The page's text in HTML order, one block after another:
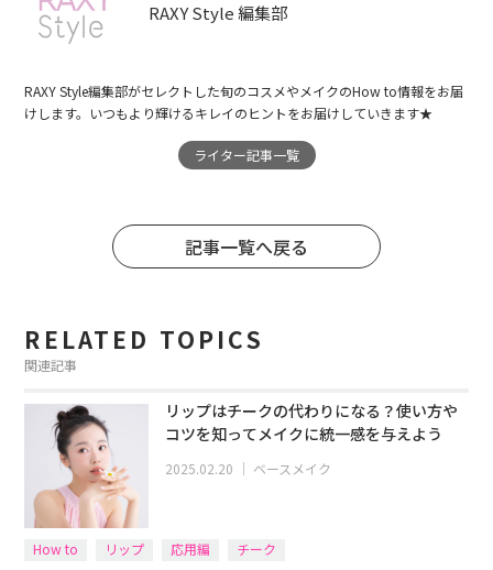
RAXY Style 編集部
RAXY Style編集部がセレクトした旬のコスメやメイクのHow to情報をお届
けします。いつもより輝けるキレイのヒントをお届けしていきます★
ライター記事一覧
記事一覧へ戻る
RELATED TOPICS
関連記事
リップはチークの代わりになる？使い方や
コツを知ってメイクに統一感を与えよう
2025.02.20 ｜ ベースメイク
How to リップ 応用編 チーク